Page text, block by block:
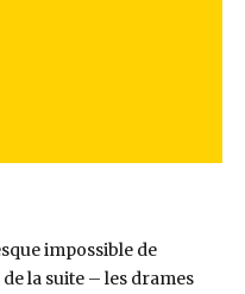
impossible de
la suite – les drames